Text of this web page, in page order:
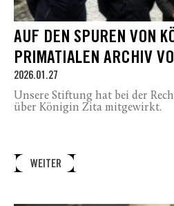
AUF DEN SPUREN VON
PRIMATIALEN ARCHIV
2026.01.27
Unsere Stiftung hat bei der
über Königin Zita mitgewirkt.
WEITER